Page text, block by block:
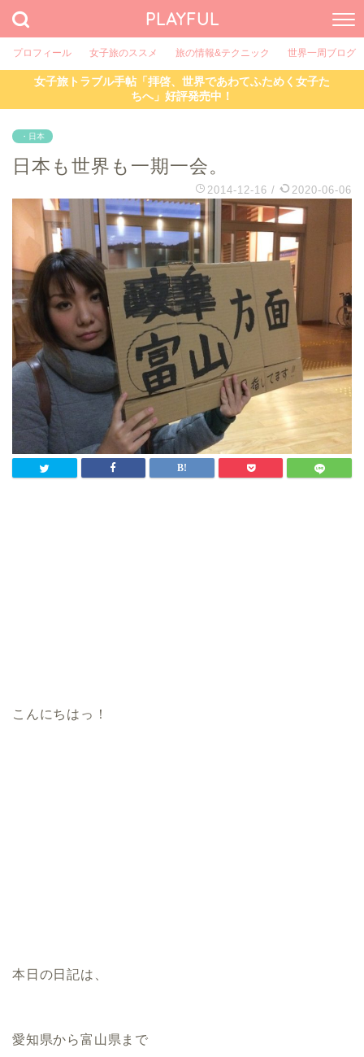
PLAYFUL
プロフィール 女子旅のススメ 旅の情報&テクニック 世界一周ブログ
女子旅トラブル手帖「拝啓、世界であわてふためく女子た
ちへ」好評発売中！
・日本
日本も世界も一期一会。
2014-12-16 / 2020-06-06
こんにちはっ！
本日の日記は、
愛知県から富山県まで